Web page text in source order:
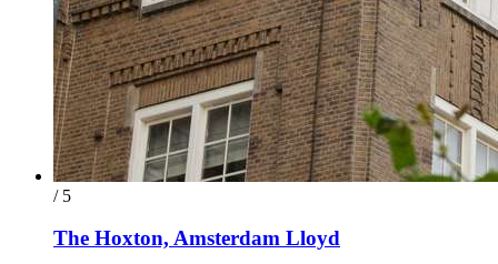
/ 5
The Hoxton, Amsterdam Lloyd